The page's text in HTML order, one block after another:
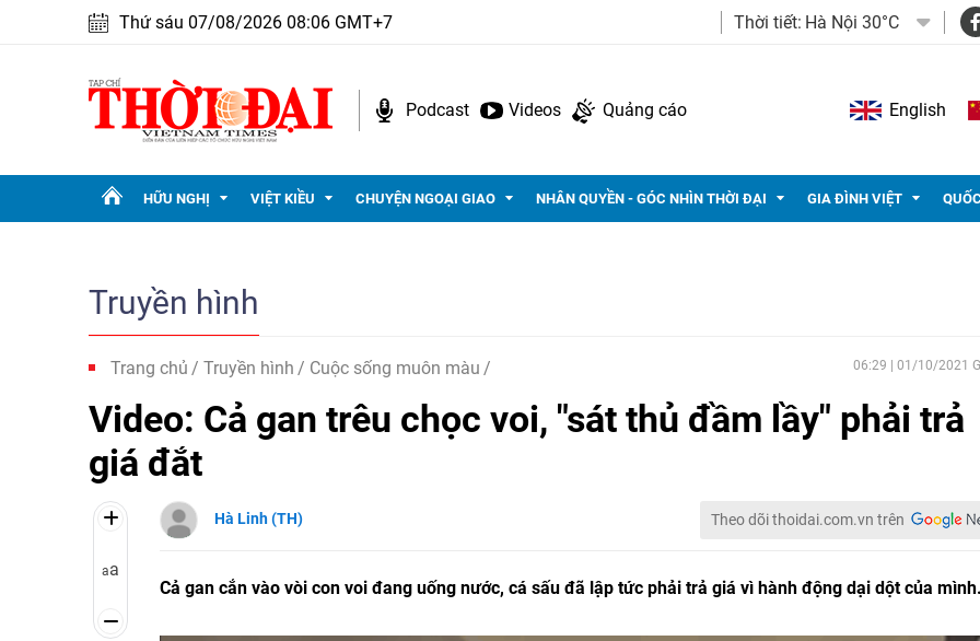
Thứ sáu 07/08/2026 08:06 GMT+7 Thời tiết: Hà Nội 30°C
Podcast Videos Quảng cáo English
HỮU NGHỊ VIỆT KIỀU CHUYỆN NGOẠI GIAO NHÂN QUYỀN - GÓC NHÌN THỜI ĐẠI GIA ĐÌNH VIỆT
Truyền hình
Trang chủ Truyền hình Cuộc sống muôn màu 06:29 | 01/10/2021
Video: Cả gan trêu chọc voi, "sát thủ đầm lầy" phải trả
giá đắt
aa
Hà Linh (TH) Theo dõi thoidai.com.vn trên
Cả gan cắn vào vòi con voi đang uống nước, cá sấu đã lập tức phải trả giá vì hành động dại dột của